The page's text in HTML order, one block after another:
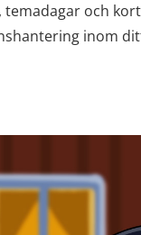
och
inom